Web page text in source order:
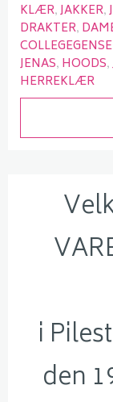
KLÆR JAKKER
DRAKTER
JENAS HOODS
HERREKLÆR
i
den